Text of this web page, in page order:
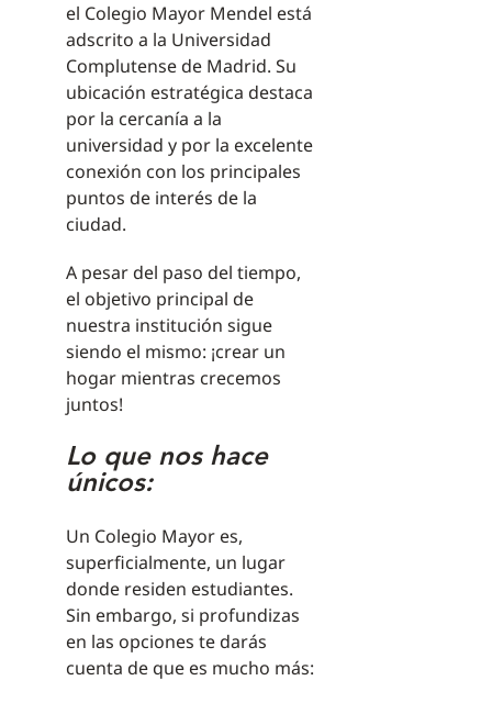
el Colegio Mayor Mendel está
adscrito a la Universidad
Complutense de Madrid. Su
ubicación estratégica destaca
por la cercanía a la
universidad y por la excelente
conexión con los principales
puntos de interés de la
ciudad.
A pesar del paso del tiempo,
el objetivo principal de
nuestra institución sigue
siendo el mismo: ¡crear un
hogar mientras crecemos
juntos!
Lo que nos hace
únicos:
Un Colegio Mayor es,
superficialmente, un lugar
donde residen estudiantes.
Sin embargo, si profundizas
en las opciones te darás
cuenta de que es mucho más: